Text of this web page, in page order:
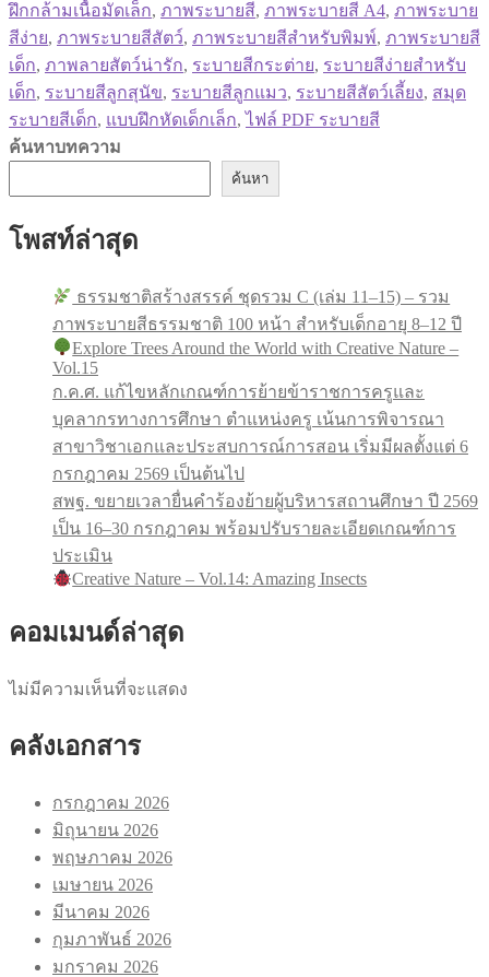
ฝึกกล้ามเนื้อมัดเล็ก, ภาพระบายสี, ภาพระบายสี A4, ภาพระบาย
สีง่าย, ภาพระบายสีสัตว์, ภาพระบายสีสำหรับพิมพ์, ภาพระบายสี
เด็ก, ภาพลายสัตว์น่ารัก, ระบายสีกระต่าย, ระบายสีง่ายสำหรับ
เด็ก, ระบายสีลูกสุนัข, ระบายสีลูกแมว, ระบายสีสัตว์เลี้ยง, สมุด
ระบายสีเด็ก, แบบฝึกหัดเด็กเล็ก,ไฟล์ PDF ระบายสี
ค้นหาบทความ
ค้นหา
โพสท์ล่าสุด
ธรรมชาติสร้างสรรค์ ชุดรวม C (เล่ม 11–15) – รวม
ภาพระบายสีธรรมชาติ 100 หน้า สำหรับเด็กอายุ 8–12 ปี
Explore Trees Around the World with Creative Nature –
Vol.15
ก.ค.ศ. แก้ไขหลักเกณฑ์การย้ายข้าราชการครูและ
บุคลากรทางการศึกษา ตำแหน่งครู เน้นการพิจารณา
สาขาวิชาเอกและประสบการณ์การสอน เริ่มมีผลตั้งแต่ 6
กรกฎาคม 2569 เป็นต้นไป
สพฐ. ขยายเวลายื่นคำร้องย้ายผู้บริหารสถานศึกษา ปี 2569
เป็น 16–30 กรกฎาคม พร้อมปรับรายละเอียดเกณฑ์การ
ประเมิน
Creative Nature – Vol.14: Amazing Insects
คอมเมนด์ล่าสุด
ไม่มีความเห็นที่จะแสดง
คลังเอกสาร
กรกฎาคม 2026
มิถุนายน 2026
พฤษภาคม 2026
เมษายน 2026
มีนาคม 2026
กุมภาพันธ์ 2026
มกราคม 2026